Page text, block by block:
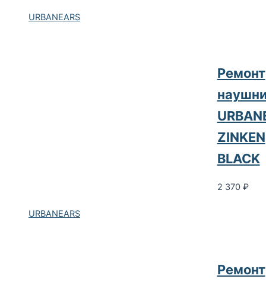
URBANEARS
URBANEARS
Ремонт
ZINKEN
BLACK
2 370 ₽
Ремонт